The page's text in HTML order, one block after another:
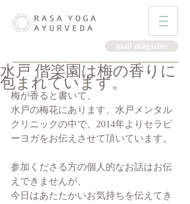
mail magazine
水戸 偕楽園は梅の香りに
包まれています。
梅が香ると書いて、
水戸の梅花にあります、水戸メンタル
クリニックの中で、2014年よりセラピ
ーヨガをお伝えさせて頂いています。
参加くださる方の個人的なお話はお伝
えできませんが、
今日はあたたかいお気持ちを伝えてき